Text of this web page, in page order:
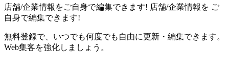
店舗/企業情報をご自身で編集できます! 店舗/企業情報を ご
自身で編集できます!
無料登録で、いつでも何度でも自由に更新・編集できます。
Web集客を強化しましょう。